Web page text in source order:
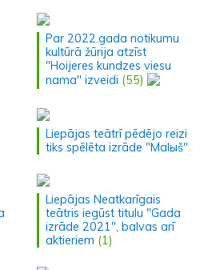
Par 2022.gada notikumu
kultūrā žūrija atzīst
"Hoijeres kundzes viesu
nama" izveidi (55)
Liepājas teātrī pēdējo reizi
tiks spēlēta izrāde "Malыš"
Liepājas Neatkarīgais
teātris iegūst titulu "Gada
izrāde 2021", balvas arī
aktieriem (1)